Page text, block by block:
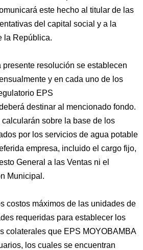
este hecho al titular de las
del capital social y a la
la República.
presente resolución se establecen
y en cada uno de los
EPS
destinar al mencionado fondo.
sobre la base de los
por los servicios de agua potable
empresa, incluido el cargo fijo,
General a las Ventas ni el
Municipal.
costos máximos de las unidades de
requeridas para establecer los
colaterales que EPS MOYOBAMBA
los cuales se encuentran